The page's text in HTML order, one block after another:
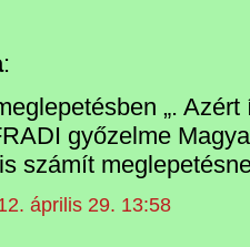
:
„.
győzelme
számít
április 29. 13:58